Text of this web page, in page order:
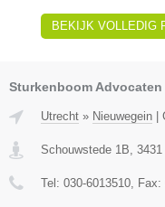
BEKIJK VOLLEDIG
Sturkenboom Advocaten
Utrecht » Nieuwegein |
Schouwstede 1B 3431
Tel: 030-6013510 , Fax: